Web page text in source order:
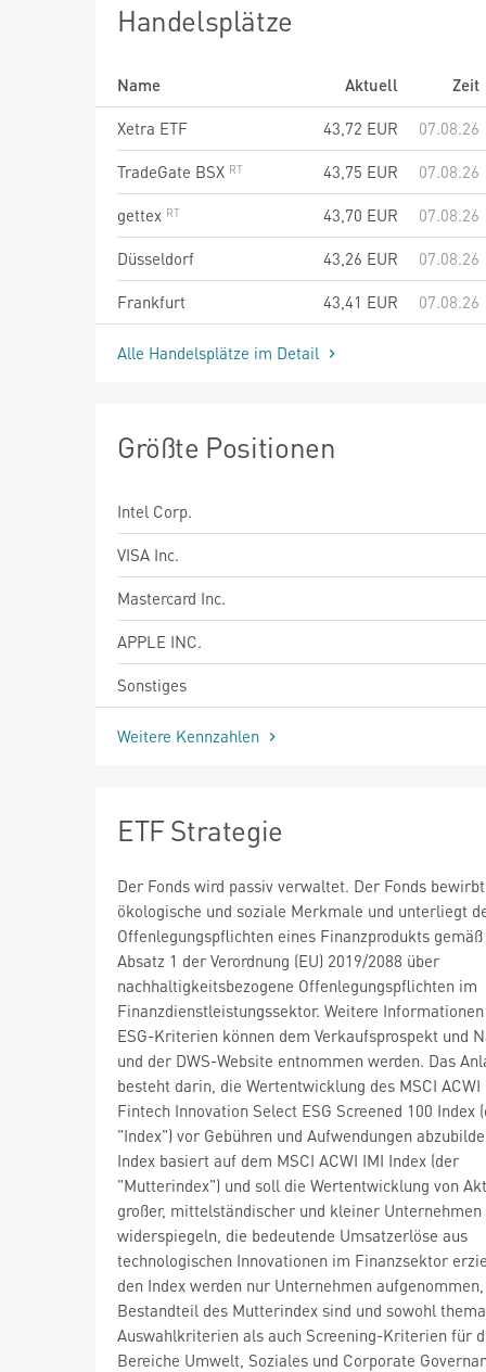
Handelsplätze
Name Aktuell
Zeit
Xetra ETF
43,72 EUR
07.08.26
TradeGate BSX
43,75 EUR
07.08.26
gettex
43,70 EUR
07.08.26
Düsseldorf
43,26 EUR
07.08.26
Frankfurt
43,41 EUR 07.08.26
Alle Handelsplätze im Detail
Größte Positionen
Intel Corp.
VISA Inc.
Mastercard Inc.
APPLE INC.
Sonstiges
Weitere Kennzahlen
ETF Strategie
Der Fonds wird passiv verwaltet. Der Fonds bewirbt
ökologische und soziale Merkmale und unterliegt
Offenlegungspflichten eines Finanzprodukts
Absatz 1 der Verordnung (EU) 2019/2088 über
nachhaltigkeitsbezogene Offenlegungspflichten im
Finanzdienstleistungssektor. Weitere
ESG-Kriterien können dem Verkaufsprospekt und
und der DWS-Website entnommen werden. Das
besteht darin, die Wertentwicklung des MSCI ACWI
Fintech Innovation Select ESG Screened 100 Index
"Index") vor Gebühren und Aufwendungen
Index basiert auf dem MSCI ACWI IMI Index (der
"Mutterindex") und soll die Wertentwicklung von
großer, mittelständischer und kleiner
widerspiegeln, die bedeutende Umsatzerlöse aus
technologischen Innovationen im Finanzsektor
den Index werden nur Unternehmen
Bestandteil des Mutterindex sind und sowohl
Auswahlkriterien als auch Screening-Kriterien für
Bereiche Umwelt, Soziales und Corporate